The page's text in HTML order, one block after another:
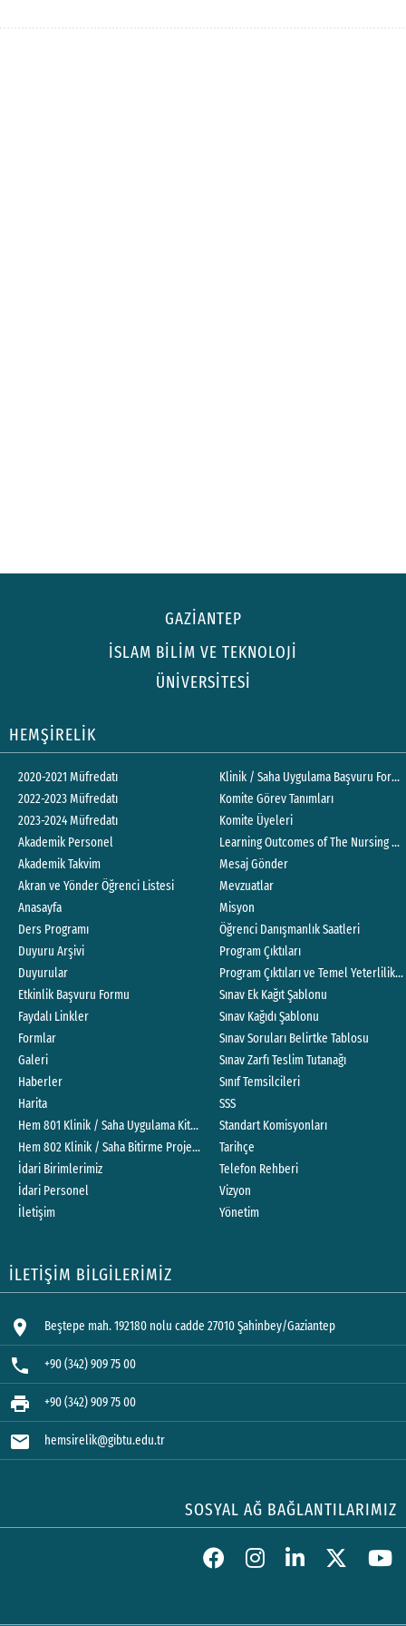
GAZİANTEP
İSLAM BİLİM VE TEKNOLOJİ
ÜNİVERSİTESİ
HEMŞİRELİK
2020-2021 Müfredatı
2022-2023 Müfredatı
2023-2024 Müfredatı
Akademik Personel
Akademik Takvim
Akran ve Yönder Öğrenci Listesi
Anasayfa
Ders Programı
Duyuru Arşivi
Duyurular
Etkinlik Başvuru Formu
Faydalı Linkler
Formlar
Galeri
Haberler
Harita
Hem 801 Klinik / Saha Uygulama Kitapçığı
Hem 802 Klinik / Saha Bitirme Projesi Değerlendirme Rehberi
İdari Birimlerimiz
İdari Personel
İletişim
Klinik / Saha Uygulama Başvuru Formu
Komite Görev Tanımları
Komite Üyeleri
Learning Outcomes of The Nursing
Mesaj Gönder
Mevzuatlar
Misyon
Öğrenci Danışmanlık Saatleri
Program Çıktıları
Program Çıktıları ve Temel
Sınav Ek Kağıt Şablonu
Sınav Kağıdı Şablonu
Sınav Soruları Belirtke Tablosu
Sınav Zarfı Teslim Tutanağı
Sınıf Temsilcileri
SSS
Standart Komisyonları
Tarihçe
Telefon Rehberi
Vizyon
Yönetim
İLETİŞİM BİLGİLERİMİZ
location_on Beştepe mah. 192180 nolu cadde 27010 Şahinbey/Gaziantep
phone +90 (342) 909 75 00
print +90 (342) 909 75 00
mail hemsirelik@gibtu.edu.tr
SOSYAL AĞ BAĞLANTILARIMIZ